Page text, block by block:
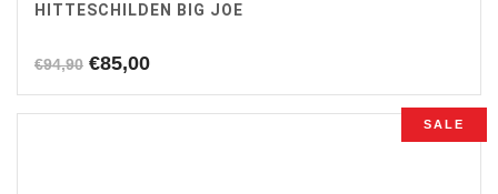
HITTESCHILDEN BIG JOE
€94,90 Oorspronkelijke
was:
€85,00Huidige
is:
SALE